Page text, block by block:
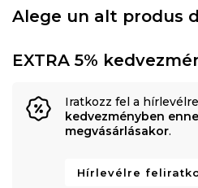
Alege un alt produs
EXTRA 5%
Iratkozz fel a
kedvezményben
megvásárlásakor.
Hírlevélre